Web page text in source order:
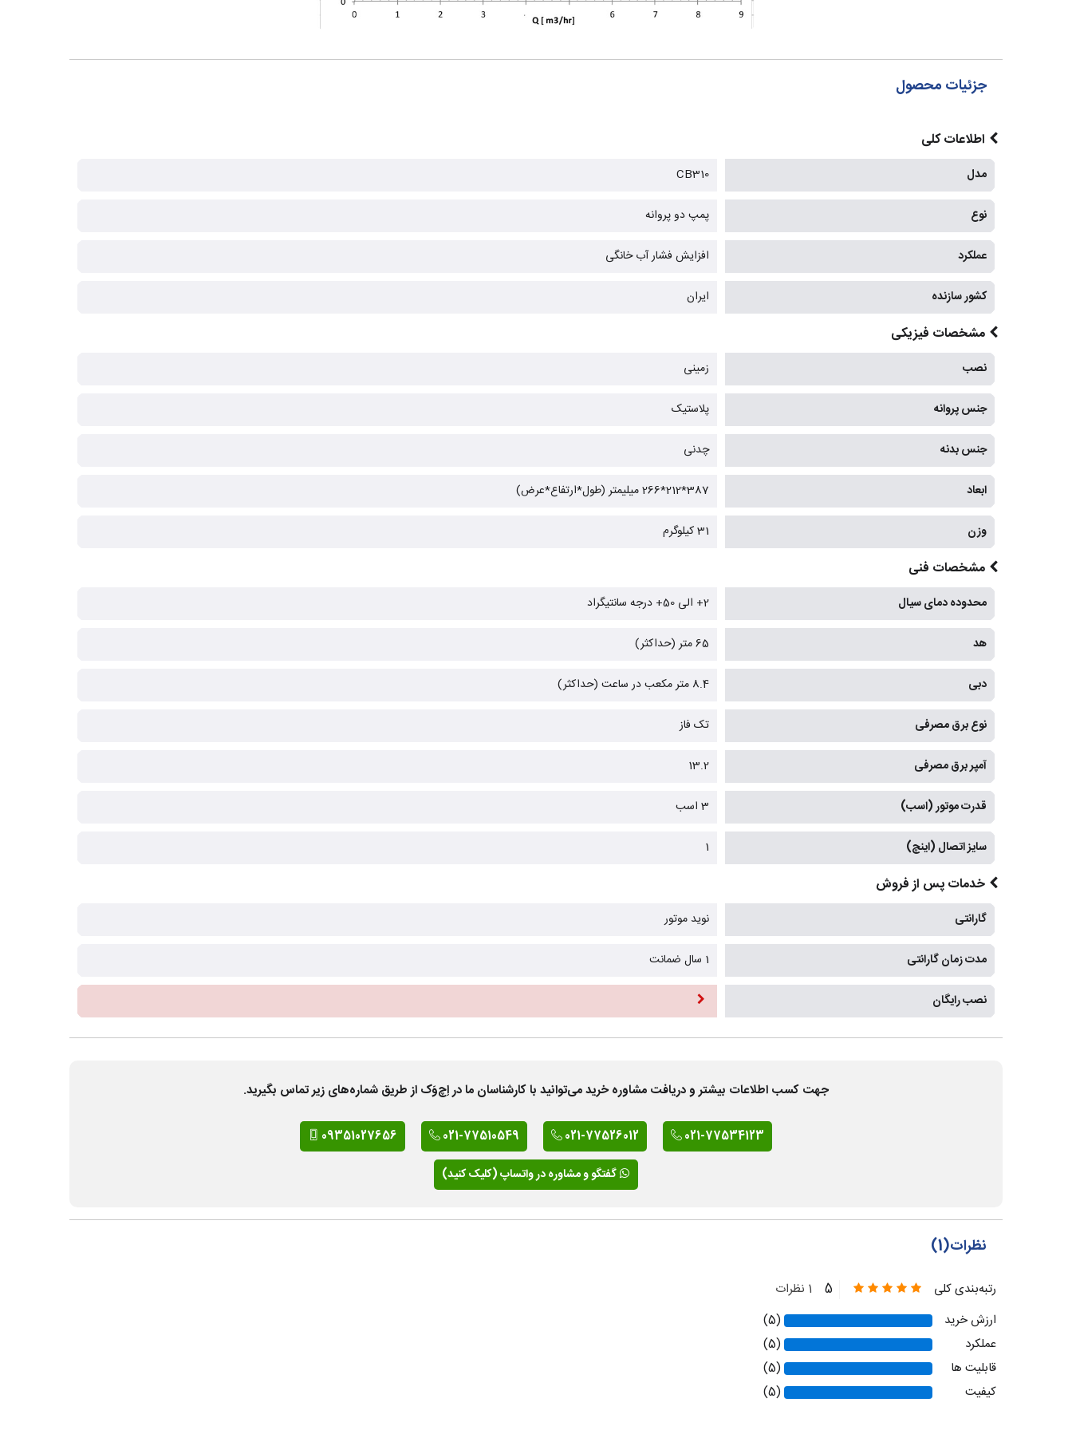
جزئیات محصول
اطلاعات کلی
مدل CB310
نوع پمپ دو پروانه
عملکرد افزایش فشار آب خانگی
کشور سازنده ایران
مشخصات فیزیکی
نصب زمینی
جنس پروانه پلاستیک
جنس بدنه چدنی
ابعاد 387*212*266 میلیمتر (طول*ارتفاع*عرض)
وزن 31 کیلوگرم
مشخصات فنی
محدوده دمای سیال 2+ الی 50+ درجه سانتیگراد
هد 65 متر (حداکثر)
دبی 8.4 متر مکعب در ساعت (حداکثر)
نوع برق مصرفی تک فاز
آمپر برق مصرفی 13.2
قدرت موتور (اسب) 3 اسب
سایز اتصال (اینچ) 1
خدمات پس از فروش
گارانتی نوید موتور
مدت زمان گارانتی 1 سال ضمانت
نصب رایگان
جهت کسب اطلاعات بیشتر و دریافت مشاوره خرید می‌توانید با کارشناسان ما در اِچ‌وَک از طریق شماره‌های زیر تماس بگیرید.
021-77534123
021-77526012
021-77510549
09351027656
گفتگو و مشاوره در واتساپ (کلیک کنید)
نظرات(1)
رتبه‌بندی کلی 5
1 نظرات
ارزش خرید
(5)
عملکرد
(5)
قابلیت ها
(5)
کیفیت
(5)